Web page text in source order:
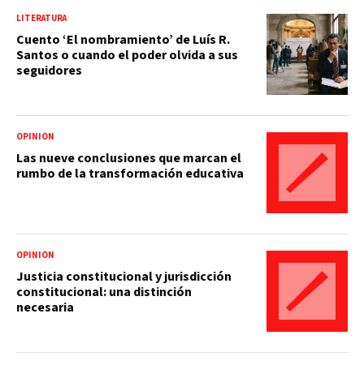
LITERATURA
Cuento ‘El nombramiento’ de Luís R.
Santos o cuando el poder olvida a sus
seguidores
OPINIÓN
Las nueve conclusiones que marcan el
rumbo de la transformación educativa
OPINIÓN
Justicia constitucional y jurisdicción
constitucional: una distinción
necesaria